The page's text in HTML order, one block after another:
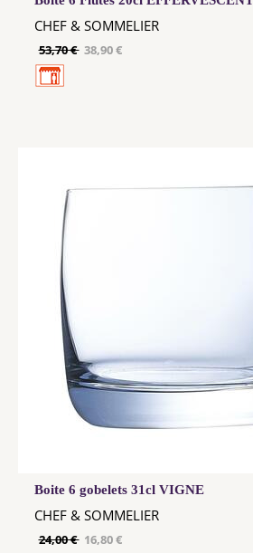
CHEF & SOMMELIER
53,70 € 38,90 €
Boite 6 gobelets 31cl VIGNE
CHEF & SOMMELIER
24,00 € 16,80 €